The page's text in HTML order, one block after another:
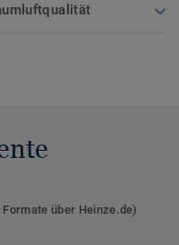
über Heinze.de)